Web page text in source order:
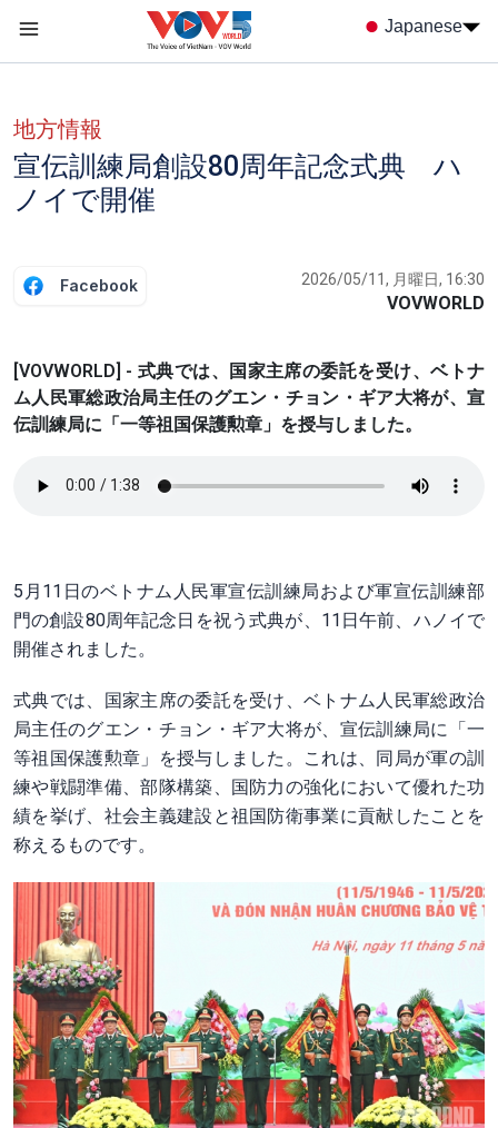
Japanese
地方情報
宣伝訓練局創設80周年記念式典 ハ
ノイで開催
Facebook 2026/05/11, 月曜日, 16:30
VOVWORLD
[VOVWORLD] - 式典では、国家主席の委託を受け、ベトナ
ム人民軍総政治局主任のグエン・チョン・ギア大将が、宣
伝訓練局に「一等祖国保護勲章」を授与しました。
5月11日のベトナム人民軍宣伝訓練局および軍宣伝訓練部
門の創設80周年記念日を祝う式典が、11日午前、ハノイで
開催されました。
式典では、国家主席の委託を受け、ベトナム人民軍総政治
局主任のグエン・チョン・ギア大将が、宣伝訓練局に「一
等祖国保護勲章」を授与しました。これは、同局が軍の訓
練や戦闘準備、部隊構築、国防力の強化において優れた功
績を挙げ、社会主義建設と祖国防衛事業に貢献したことを
称えるものです。